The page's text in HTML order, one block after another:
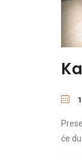
će